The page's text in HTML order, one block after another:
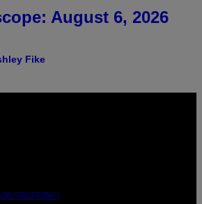
August 6, 2026
Fike
REDFERNS)